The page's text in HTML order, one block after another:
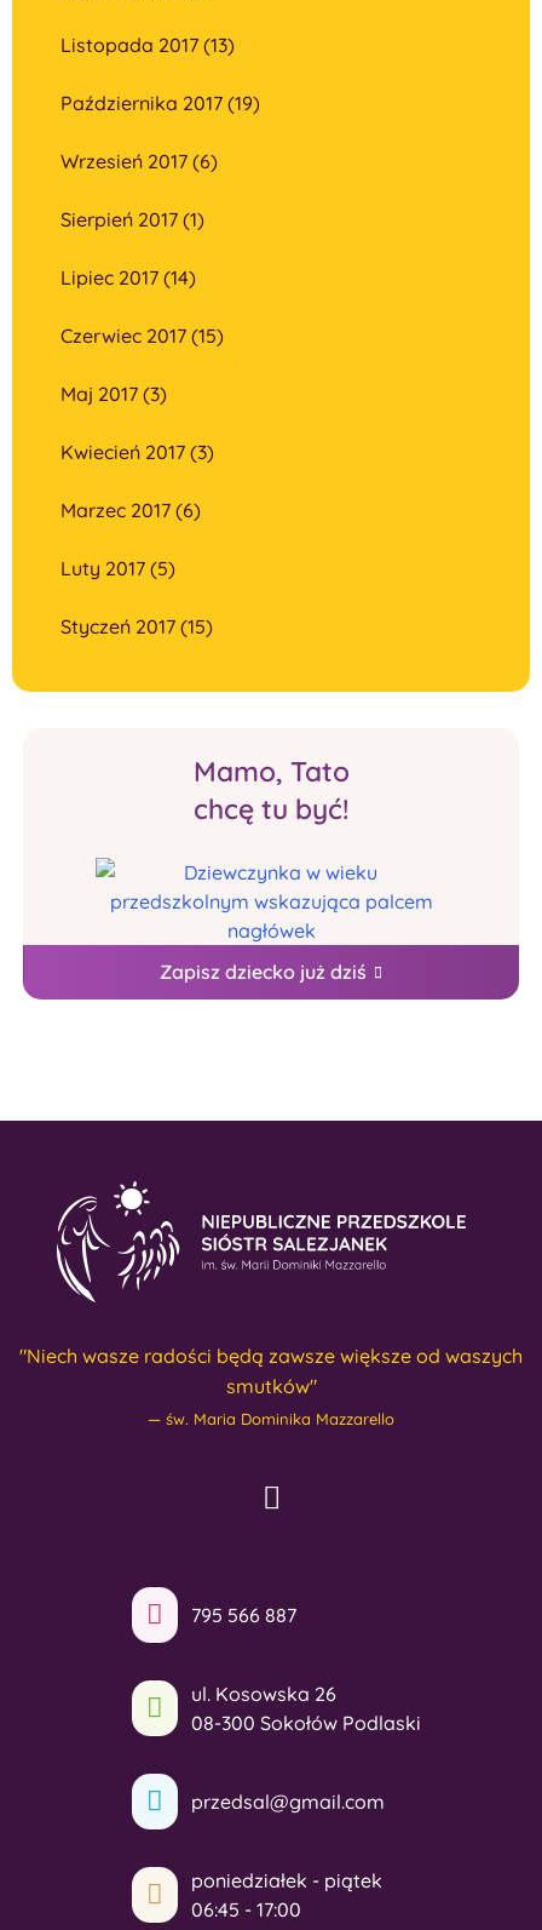
Listopada 2017 (13)
Października 2017 (19)
Wrzesień 2017 (6)
Sierpień 2017 (1)
Lipiec 2017 (14)
Czerwiec 2017 (15)
Maj 2017 (3)
Kwiecień 2017 (3)
Marzec 2017 (6)
Luty 2017 (5)
Styczeń 2017 (15)
Mamo, Tato
chcę tu być!
Zapisz dziecko już dziś
"Niech wasze radości będą zawsze większe od waszych
smutków"
św. Maria Dominika Mazzarello
795 566 887
ul. Kosowska 26
08-300 Sokołów Podlaski
przedsal@gmail.com
poniedziałek - piątek
06:45 - 17:00